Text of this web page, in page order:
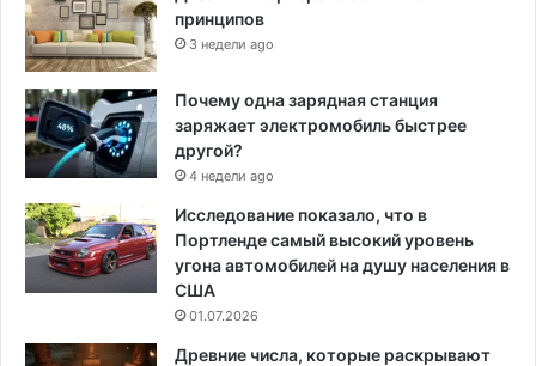
принципов
3 недели ago
Почему одна зарядная станция
заряжает электромобиль быстрее
другой?
4 недели ago
Исследование показало, что в
Портленде самый высокий уровень
угона автомобилей на душу населения в
США
01.07.2026
Древние числа, которые раскрывают